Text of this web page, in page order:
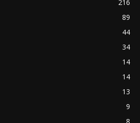
216
89
44
34
14
14
13
9